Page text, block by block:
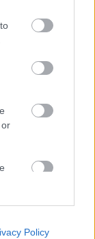
Policy
Barker
lemez?